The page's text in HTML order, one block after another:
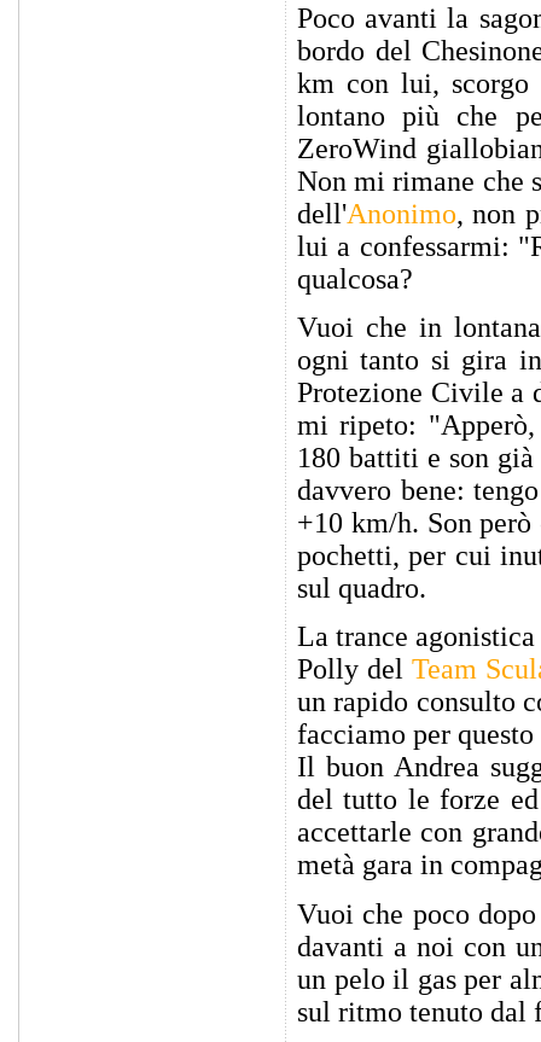
Poco avanti la
bordo del
km con lui, scorgo
lontano più che
ZeroWind
Non mi rimane che
dell'Anonimo, non
lui a confessarmi:
qualcosa?
Vuoi che in
ogni tanto si gira
Protezione Civile a
mi ripeto:
180 battiti e son
davvero bene:
+10 km/h. Son però
pochetti, per cui
sul quadro.
La trance
Polly del Team
un rapido consulto
facciamo per
Il buon Andrea
del tutto le forze
accettarle con
metà gara in
Vuoi che poco
davanti a noi con
un pelo il gas per
sul ritmo tenuto dal